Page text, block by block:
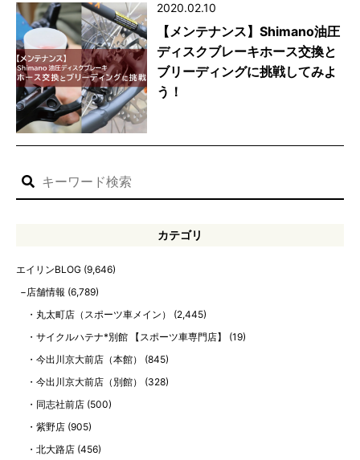
2020.02.10
【メンテナンス】Shimano油圧
ディスクブレーキホース交換と
ブリーディングに挑戦してみよ
う！
カテゴリ
エイリンBLOG (9,646)
店舗情報 (6,789)
丸太町店（スポーツ車メイン）
(2,445)
サイクルハテナ*別館 【スポーツ車専門店】
(19)
今出川京大前店（本館）
(845)
今出川京大前店（別館）
(328)
同志社前店 (500)
紫野店 (905)
北大路店 (456)